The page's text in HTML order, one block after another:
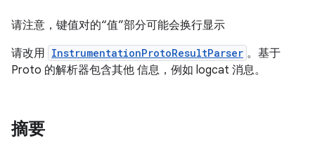
请注意，键值对的“值”部分可能会换行显示
请改用 InstrumentationProtoResultParser 。基于
Proto 的解析器包含其他 信息，例如 logcat 消息。
摘要